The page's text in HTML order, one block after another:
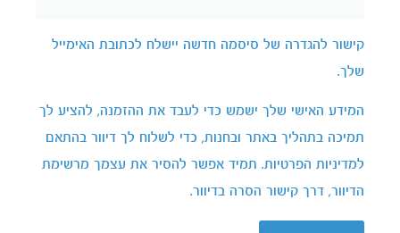
קישור להגדרה של סיסמה חדשה יישלח לכתובת האימייל
שלך.
המידע האישי שלך ישמש כדי לעבד את ההזמנה, להציע לך
תמיכה בתהליך באתר ובחנות, כדי לשלוח לך דיוור בהתאם
למדיניות הפרטיות. תמיד אפשר להסיר את עצמך מרשימת
הדיוור, דרך קישור הסרה בדיוור.